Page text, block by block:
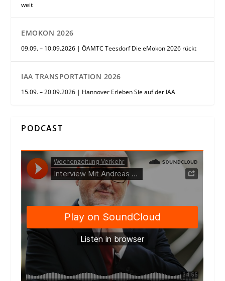
weit
EMOKON 2026
09.09. – 10.09.2026 | ÖAMTC Teesdorf Die eMokon 2026 rückt
IAA TRANSPORTATION 2026
15.09. – 20.09.2026 | Hannover Erleben Sie auf der IAA
PODCAST